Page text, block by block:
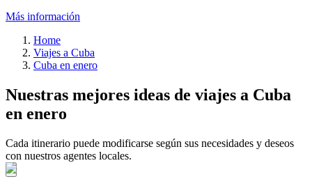
Más información
Home
Viajes a Cuba
Cuba en enero
Nuestras mejores ideas de viajes a Cuba
en enero
Cada itinerario puede modificarse según sus necesidades y deseos
con nuestros agentes locales.